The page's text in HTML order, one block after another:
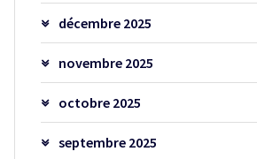
décembre 2025
novembre 2025
octobre 2025
septembre 2025